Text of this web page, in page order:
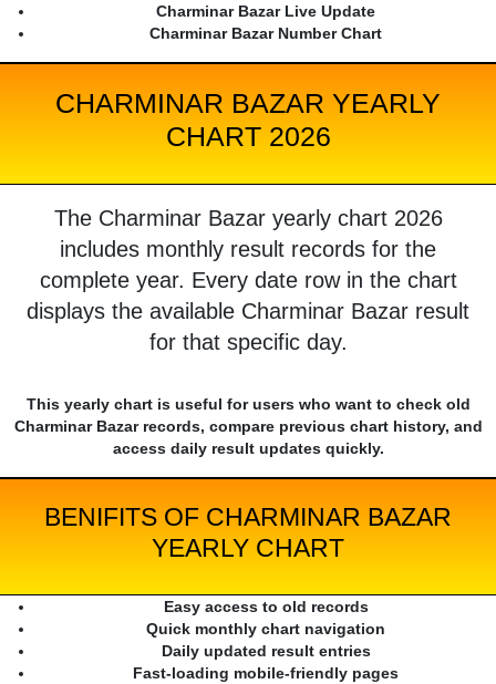
Charminar Bazar Live Update
Charminar Bazar Number Chart
CHARMINAR BAZAR YEARLY
CHART 2026
The Charminar Bazar yearly chart 2026
includes monthly result records for the
complete year. Every date row in the chart
displays the available Charminar Bazar result
for that specific day.
This yearly chart is useful for users who want to check old
Charminar Bazar records, compare previous chart history, and
access daily result updates quickly.
BENIFITS OF CHARMINAR BAZAR
YEARLY CHART
Easy access to old records
Quick monthly chart navigation
Daily updated result entries
Fast-loading mobile-friendly pages